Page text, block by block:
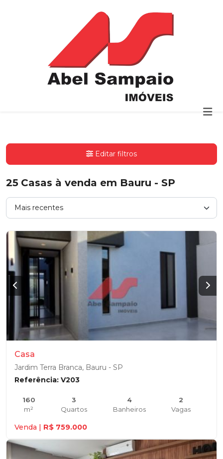
Editar filtros
25 Casas à venda em Bauru - SP
Casa
Jardim Terra Branca, Bauru - SP
Referência: V203
160
m²
3
Quartos
4
Banheiros
2
Vagas
Venda | R$ 759.000